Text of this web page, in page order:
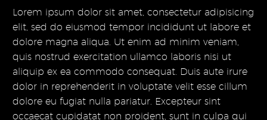
Lorem ipsum dolor sit amet, consectetur adipisicing
elit, sed do eiusmod tempor incididunt ut labore et
dolore magna aliqua. Ut enim ad minim veniam,
quis nostrud exercitation ullamco laboris nisi ut
aliquip ex ea commodo consequat. Duis aute irure
dolor in reprehenderit in voluptate velit esse cillum
dolore eu fugiat nulla pariatur. Excepteur sint
occaecat cupidatat non proident, sunt in culpa qui